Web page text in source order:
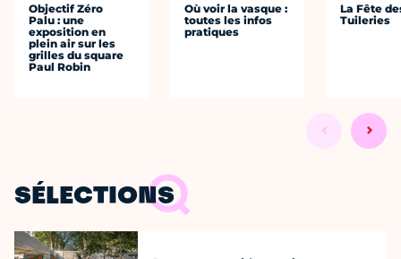
Objectif Zéro
Palu : une
exposition en
plein air sur les
grilles du square
Paul Robin
Où voir la vasque :
toutes les infos
pratiques
La Fête
Tuileries
SÉLECTIONS